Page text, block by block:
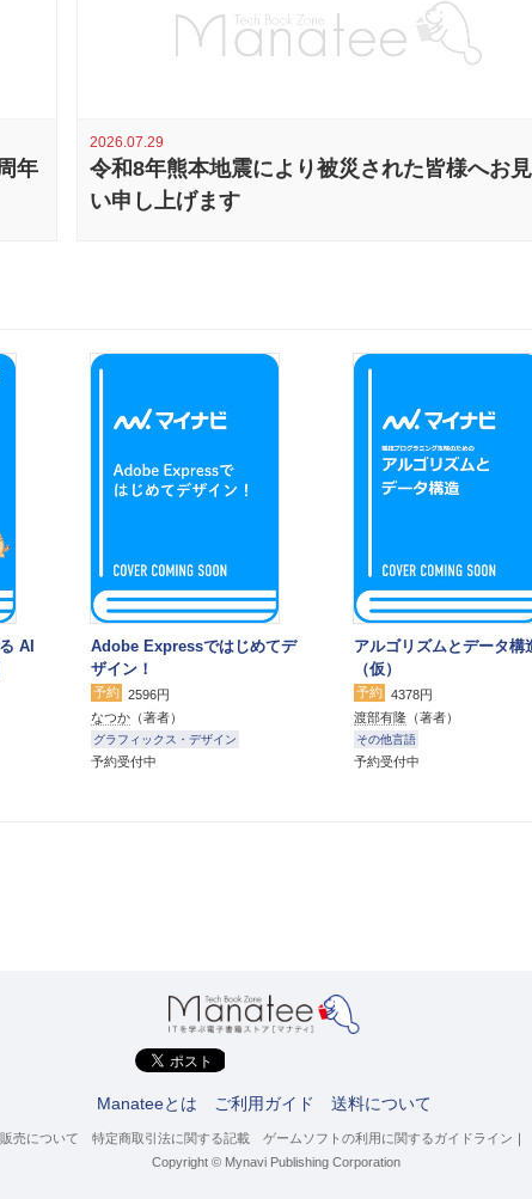
年
2026.07.29
令和8年熊本地震により被災された皆様へお
い申し上げます
AI
Adobe Expressではじめてデ
ザイン！
予約 2596円
なつか （著者）
グラフィックス・デザイン
予約受付中
アルゴリズムとデータ構
（仮）
予約 4378円
渡部有隆 （著者）
その他言語
予約受付中
Manateeとは ご利用ガイド 送料について
売について 特定商取引法に関する記載 ゲームソフトの利用に関するガイドライン ｜
Copyright © Mynavi Publishing Corporation